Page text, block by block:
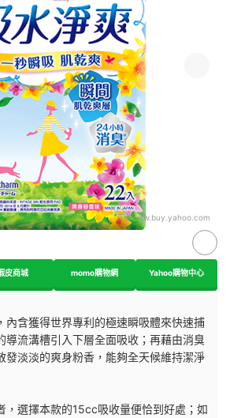
來源：tw.buy.yahoo.com
皮商城 momo購物網 Yahoo購物中心
內含獲得世界專利的極速瞬吸體來快速捕
導流溝槽引入下層全面吸收；再藉由消臭
發淡淡的爽身粉香，能夠全天候維持潔淨
，選擇本款的15cc吸收量便恰到好處；如